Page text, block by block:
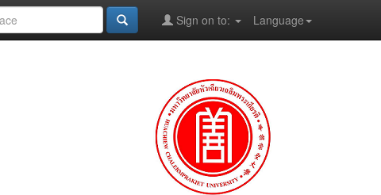
Language
Sign on to: